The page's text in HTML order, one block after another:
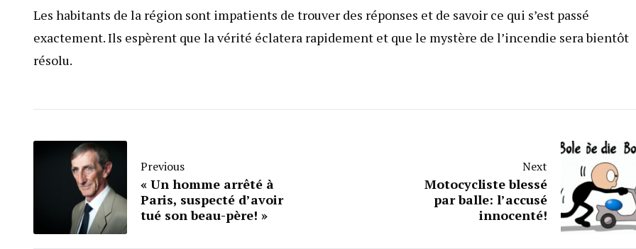
Les habitants de la région sont impatients de trouver des réponses et de savoir ce qui s’est passé
exactement. Ils espèrent que la vérité éclatera rapidement et que le mystère de l’incendie sera bientôt
résolu.
Previous
« Un homme arrêté à
Paris, suspecté d’avoir
tué son beau-père! »
Next
Motocycliste blessé
par balle: l’accusé
innocenté!